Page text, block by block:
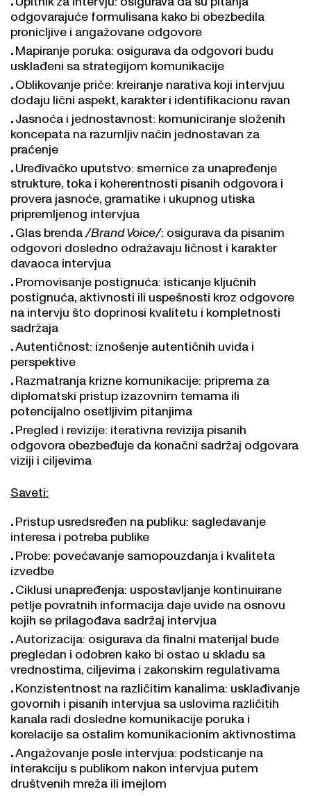
odgovarajuće formulisana kako bi obezbedila
pronicljive i angažovane odgovore
Mapiranje poruka: osigurava da odgovori budu
usklađeni sa strategijom komunikacije
Oblikovanje priče: kreiranje narativa koji intervjuu
dodaju lični aspekt, karakter i identifikacionu ravan
Jasnoća i jednostavnost: komuniciranje složenih
koncepata na razumljiv način jednostavan za
praćenje
Uređivačko uputstvo: smernice za unapređenje
strukture, toka i koherentnosti pisanih odgovora i
provera jasnoće, gramatike i ukupnog utiska
pripremljenog intervjua
Glas brenda/Brand Voice/: osigurava da pisanim
odgovori dosledno odražavaju ličnost i karakter
davaoca intervjua
Promovisanje postignuća: isticanje ključnih
postignuća, aktivnosti ili uspešnosti kroz odgovore
na intervju što doprinosi kvalitetu i kompletnosti
sadržaja
Autentičnost: iznošenje autentičnih uvida i
perspektive
Razmatranja krizne komunikacije: priprema za
diplomatski pristup izazovnim temama ili
potencijalno osetljivim pitanjima
Pregled i revizije: iterativna revizija pisanih
odgovora obezbeđuje da konačni sadržaj odgovara
viziji i ciljevima
Saveti:
Pristup usredsređen na publiku: sagledavanje
interesa i potreba publike
Probe: povećavanje samopouzdanja i kvaliteta
izvedbe
Ciklusi unapređenja: uspostavljanje kontinuirane
petlje povratnih informacija daje uvide na osnovu
kojih se prilagođava sadržaj intervjua
Autorizacija: osigurava da finalni materijal bude
pregledan i odobren kako bi ostao u skladu sa
vrednostima, ciljevima i zakonskim regulativama
Konzistentnost na različitim kanalima: usklađivanje
govornih i pisanih intervjua sa uslovima različitih
kanala radi dosledne komunikacije poruka i
korelacije sa ostalim komunikacionim aktivnostima
Angažovanje posle intervjua: podsticanje na
interakciju s publikom nakon intervjua putem
društvenih mreža ili imejlom